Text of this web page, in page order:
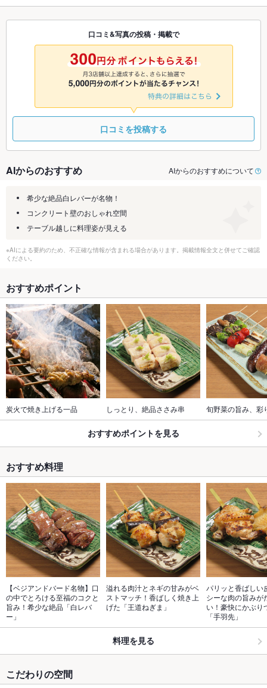
8/30 8/31 9/1
◎
9/2
◎
9/3
◎
9/4 9/5
9/8
◎
9/9
◎
9/10
◎
9/11
口コミ&写真の投稿・掲載で
口コミを投稿する
AIからのおすすめ AIからのおすすめについて
希少な絶品白レバーが名物！
コンクリート壁のおしゃれ空間
テーブル越しに料理姿が見える
※AIによる要約のため、不正確な情報が含まれる場合があります。掲載情報全文と併せてご確認
ください。
おすすめポイント
炭火で焼き上げる一品 しっとり、絶品ささみ串 旬野菜の旨み、彩
おすすめポイントを見る
おすすめ料理
【ベジアンドバード名物】口
の中でとろける至福のコクと
旨み！希少な絶品「白レバ
ー」
溢れる肉汁とネギの甘みがベ
ストマッチ！香ばしく焼き上
げた「王道ねぎま」
パリッと香ばしい
シーな肉の旨みが
い！豪快にかぶり
「手羽先」
料理を見る
こだわりの空間